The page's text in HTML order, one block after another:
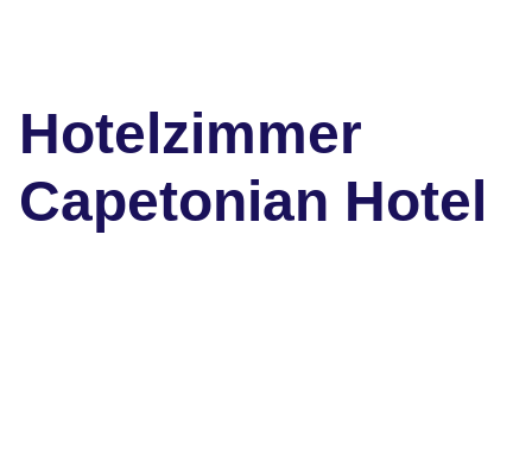
Hotelzimmer
Capetonian Hotel